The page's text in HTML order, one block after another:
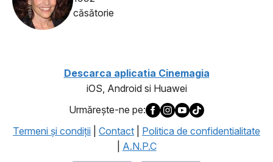
căsătorie
Descarca aplicatia Cinemagia
iOS, Android si Huawei
Urmăreşte-ne pe:
Termeni şi condiţii
Contact
Politica de confidentialitate
A.N.P.C